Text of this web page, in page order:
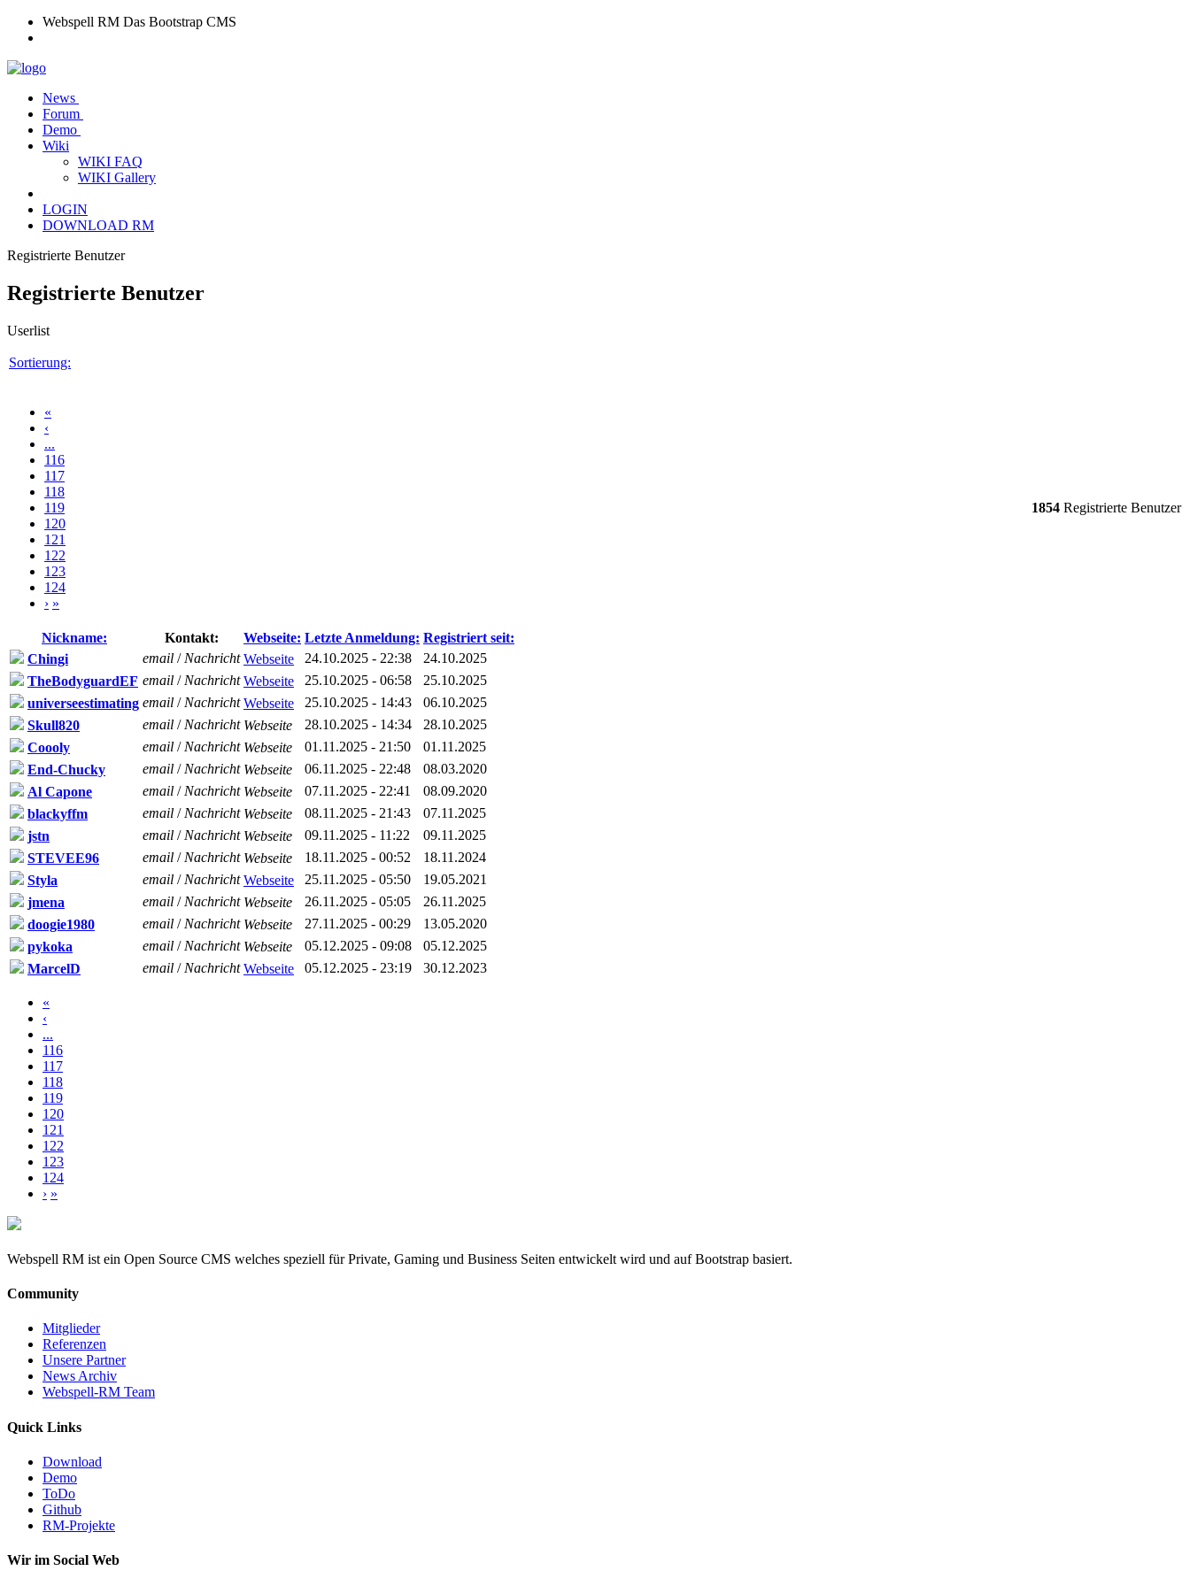
Webspell RM Das Bootstrap CMS
News
Forum
Demo
Wiki
WIKI FAQ
WIKI Gallery
LOGIN
DOWNLOAD RM
Registrierte Benutzer
Registrierte Benutzer
Userlist
Sortierung:
«
‹
...
116
117
118
119
120
121
122
123
124
› »
1854 Registrierte Benutzer
Nickname: Kontakt: Webseite: Letzte Anmeldung: Registriert seit:
Chingi
email / Nachricht Webseite 24.10.2025 - 22:38
24.10.2025
TheBodyguardEF email / Nachricht Webseite 25.10.2025 - 06:58
25.10.2025
universeestimating email / Nachricht Webseite 25.10.2025 - 14:43
06.10.2025
Skull820
email / Nachricht Webseite 28.10.2025 - 14:34
28.10.2025
Coooly
email / Nachricht Webseite 01.11.2025 - 21:50
01.11.2025
End-Chucky
email / Nachricht Webseite 06.11.2025 - 22:48
08.03.2020
Al Capone
email / Nachricht Webseite 07.11.2025 - 22:41
08.09.2020
blackyffm
email / Nachricht Webseite 08.11.2025 - 21:43
07.11.2025
jstn
email / Nachricht Webseite 09.11.2025 - 11:22
09.11.2025
STEVEE96
email / Nachricht Webseite 18.11.2025 - 00:52
18.11.2024
Styla
email / Nachricht Webseite 25.11.2025 - 05:50
19.05.2021
jmena
email / Nachricht Webseite 26.11.2025 - 05:05
26.11.2025
doogie1980
email / Nachricht Webseite 27.11.2025 - 00:29
13.05.2020
pykoka
email / Nachricht Webseite 05.12.2025 - 09:08
05.12.2025
MarcelD
email / Nachricht Webseite 05.12.2025 - 23:19 30.12.2023
«
‹
...
116
117
118
119
120
121
122
123
124
› »
Webspell RM ist ein Open Source CMS welches speziell für Private, Gaming und Business Seiten entwickelt wird und auf Bootstrap basiert.
Community
Mitglieder
Referenzen
Unsere Partner
News Archiv
Webspell-RM Team
Quick Links
Download
Demo
ToDo
Github
RM-Projekte
Wir im Social Web